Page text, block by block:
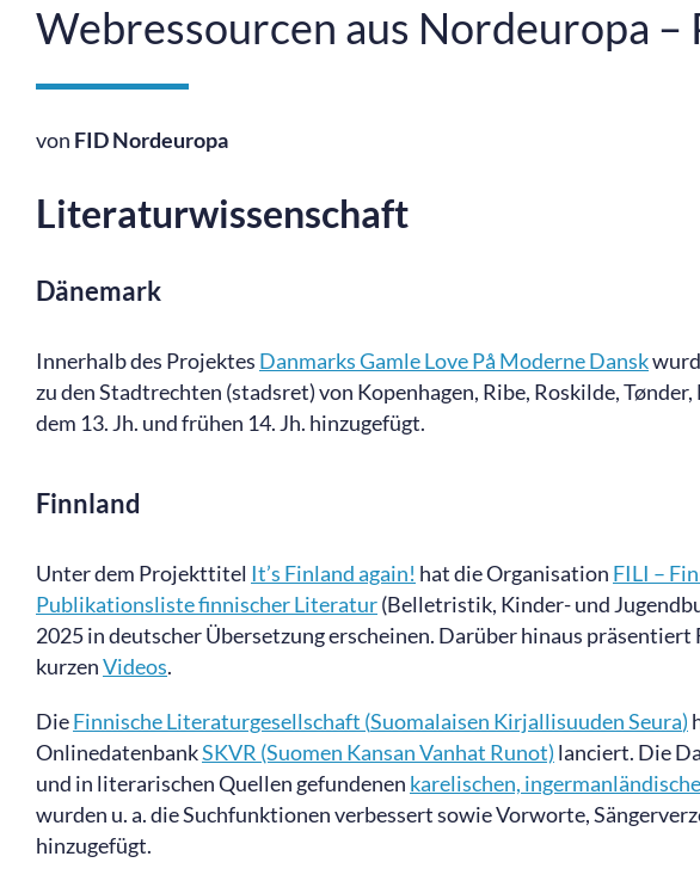
Webressourcen aus Nordeuropa –
von FID Nordeuropa
Literaturwissenschaft
Dänemark
Innerhalb des Projektes Danmarks Gamle Love På Moderne Dansk
zu den Stadtrechten (stadsret) von Kopenhagen, Ribe, Roskilde,
dem 13. Jh. und frühen 14. Jh. hinzugefügt.
Finnland
Unter dem Projekttitel It’s Finlandagain! hat die Organisation FILI –
Publikationsliste finnischer Literatur(Belletristik, Kinder- und
2025 in deutscher Übersetzung erscheinen. Darüber hinaus
kurzenVideos.
DieFinnischeLiteraturgesellschaft (Suomalaisen KirjallisuudenSeura)
OnlinedatenbankSKVR (Suomen Kansan Vanhat Runot) lanciert. Die
und in literarischen Quellen gefundenen karelischen,
wurden u. a. die Suchfunktionen verbessert sowie Vorworte,
hinzugefügt.